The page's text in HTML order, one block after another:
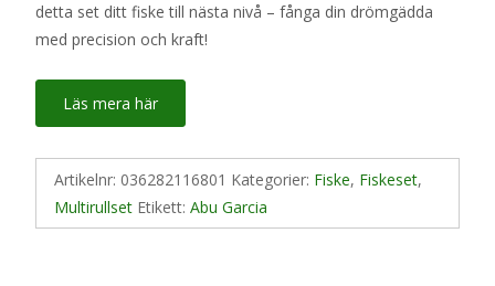
detta set ditt fiske till nästa nivå – fånga din drömgädda
med precision och kraft!
Läs mera här
Artikelnr: 036282116801 Kategorier: Fiske, Fiskeset,
Multirullset Etikett: Abu Garcia